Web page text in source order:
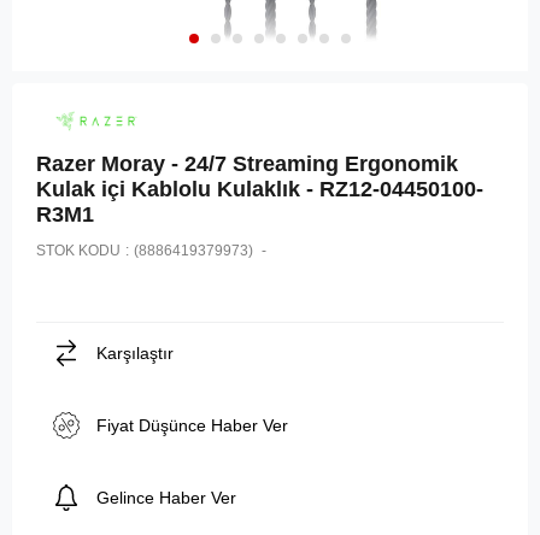
Razer Moray - 24/7 Streaming Ergonomik
Kulak içi Kablolu Kulaklık - RZ12-04450100-
R3M1
STOK KODU (8886419379973)
Karşılaştır
Fiyat Düşünce Haber Ver
Gelince Haber Ver